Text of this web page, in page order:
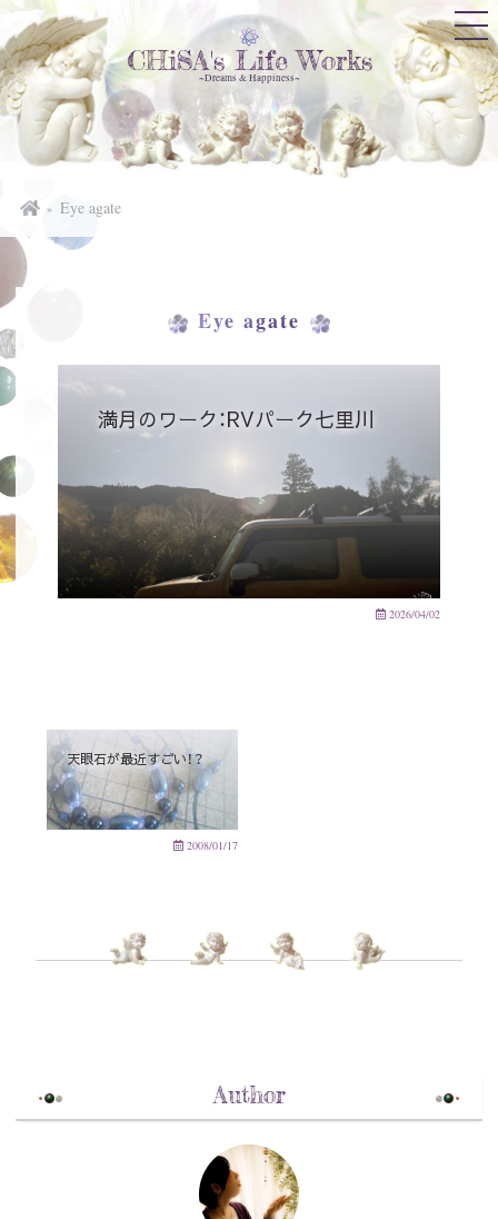
CHiSA's Life Works
~Dreams & Happiness~
Eye agate
Eye agate
満月のワーク：RVパーク七里川
2026/04/02
天眼石が最近すごい！？
2008/01/17
Author